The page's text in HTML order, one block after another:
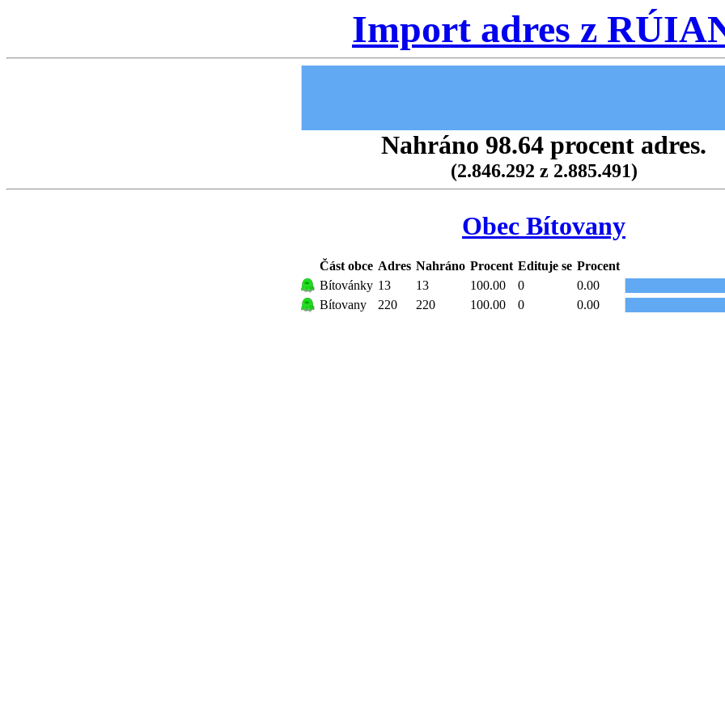
Import adres z
Nahráno 98.64 procent adres.
(2.846.292 z 2.885.491)
Obec Bítovany
Část obce Adres Nahráno Procent Edituje se Procent
Bítovánky 13 13 100.00 0
0.00
Bítovany
220 220 100.00 0 0.00